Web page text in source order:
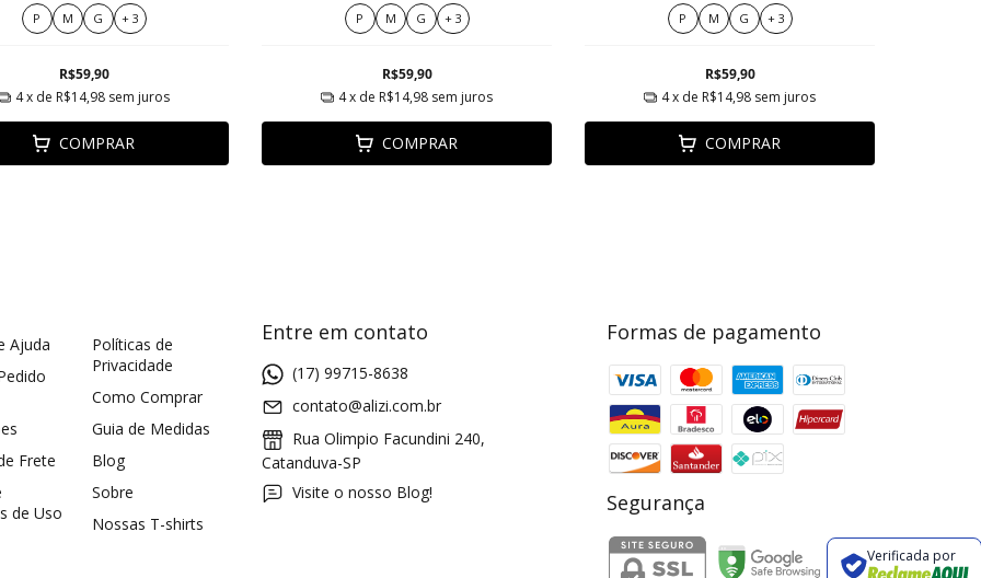
P M G + 3
R$59,90
4x de R$14,98 sem juros
COMPRAR
P M G + 3
R$59,90
4x de R$14,98 sem juros
COMPRAR
P M G + 3
R$59,90
4x de R$14,98 sem juros
COMPRAR
Ajuda
Frete
de Uso
Políticas de
Privacidade
Como Comprar
Guia de Medidas
Blog
Sobre
Nossas T-shirts
Entre em contato
(17) 99715-8638
contato@alizi.com.br
Rua Olimpio Facundini 240,
Catanduva-SP
Visite o nosso Blog!
Formas de pagamento
Segurança
Verificada por